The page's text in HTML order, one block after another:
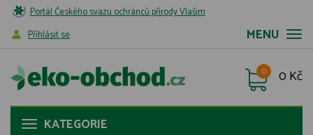
Portál Českého svazu ochránců přírody Vlašim
MENU
Příhlásit se
0 Kč
0
KATEGORIE